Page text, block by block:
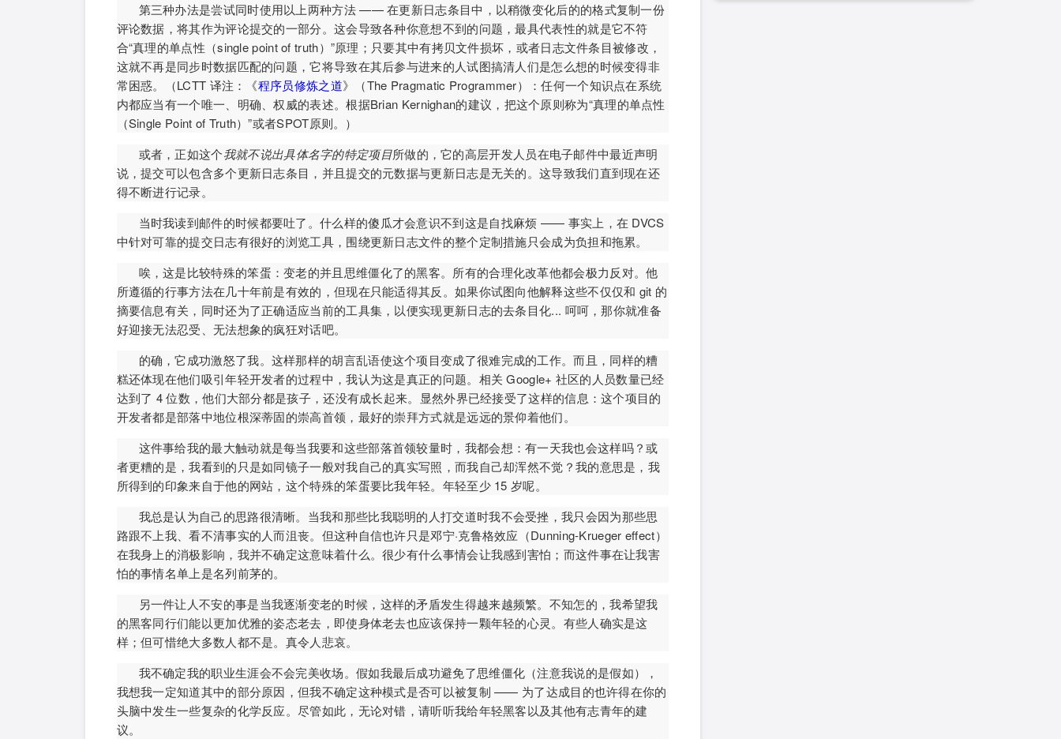
第三种办法是尝试同时使用以上两种方法 —— 在更新日志条目中，以稍微变化后的的格式复制一份
评论数据，将其作为评论提交的一部分。这会导致各种你意想不到的问题，最具代表性的就是它不符
合“真理的单点性（single point of truth）”原理；只要其中有拷贝文件损坏，或者日志文件条目被修改，
这就不再是同步时数据匹配的问题，它将导致在其后参与进来的人试图搞清人们是怎么想的时候变得非
常困惑。（LCTT 译注：《程序员修炼之道》（The Pragmatic Programmer）：任何一个知识点在系统
内都应当有一个唯一、明确、权威的表述。根据Brian Kernighan的建议，把这个原则称为“真理的单点性
（Single Point of Truth）”或者SPOT原则。）
或者，正如这个我就不说出具体名字的特定项目所做的，它的高层开发人员在电子邮件中最近声明
说，提交可以包含多个更新日志条目，并且提交的元数据与更新日志是无关的。这导致我们直到现在还
得不断进行记录。
当时我读到邮件的时候都要吐了。什么样的傻瓜才会意识不到这是自找麻烦 —— 事实上，在 DVCS
中针对可靠的提交日志有很好的浏览工具，围绕更新日志文件的整个定制措施只会成为负担和拖累。
唉，这是比较特殊的笨蛋：变老的并且思维僵化了的黑客。所有的合理化改革他都会极力反对。他
所遵循的行事方法在几十年前是有效的，但现在只能适得其反。如果你试图向他解释这些不仅仅和 git 的
摘要信息有关，同时还为了正确适应当前的工具集，以便实现更新日志的去条目化... 呵呵，那你就准备
好迎接无法忍受、无法想象的疯狂对话吧。
的确，它成功激怒了我。这样那样的胡言乱语使这个项目变成了很难完成的工作。而且，同样的糟
糕还体现在他们吸引年轻开发者的过程中，我认为这是真正的问题。相关 Google+ 社区的人员数量已经
达到了 4 位数，他们大部分都是孩子，还没有成长起来。显然外界已经接受了这样的信息：这个项目的
开发者都是部落中地位根深蒂固的崇高首领，最好的崇拜方式就是远远的景仰着他们。
这件事给我的最大触动就是每当我要和这些部落首领较量时，我都会想：有一天我也会这样吗？或
者更糟的是，我看到的只是如同镜子一般对我自己的真实写照，而我自己却浑然不觉？我的意思是，我
所得到的印象来自于他的网站，这个特殊的笨蛋要比我年轻。年轻至少 15 岁呢。
我总是认为自己的思路很清晰。当我和那些比我聪明的人打交道时我不会受挫，我只会因为那些思
路跟不上我、看不清事实的人而沮丧。但这种自信也许只是邓宁·克鲁格效应（Dunning-Krueger effect）
在我身上的消极影响，我并不确定这意味着什么。很少有什么事情会让我感到害怕；而这件事在让我害
怕的事情名单上是名列前茅的。
另一件让人不安的事是当我逐渐变老的时候，这样的矛盾发生得越来越频繁。不知怎的，我希望我
的黑客同行们能以更加优雅的姿态老去，即使身体老去也应该保持一颗年轻的心灵。有些人确实是这
样；但可惜绝大多数人都不是。真令人悲哀。
我不确定我的职业生涯会不会完美收场。假如我最后成功避免了思维僵化（注意我说的是假如），
我想我一定知道其中的部分原因，但我不确定这种模式是否可以被复制 —— 为了达成目的也许得在你的
头脑中发生一些复杂的化学反应。尽管如此，无论对错，请听听我给年轻黑客以及其他有志青年的建
议。